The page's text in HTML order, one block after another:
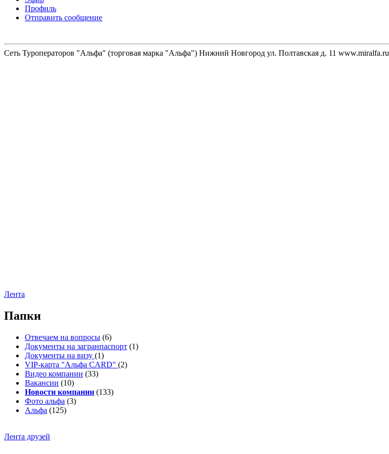
Профиль
Отправить сообщение
Сеть Туроператоров "Альфа" (торговая марка "Альфа") Нижний Новгород ул. Полтавская д. 11 www.miralfa.ru
Лента
Папки
Отвечаем на вопросы (6)
Документы на загранпаспорт (1)
Документы на визу (1)
VIP-карта "Альфа CARD" (2)
Видео компании (33)
Вакансии (10)
Новости компании (133)
Фото альфа (3)
Альфа (125)
Лента друзей